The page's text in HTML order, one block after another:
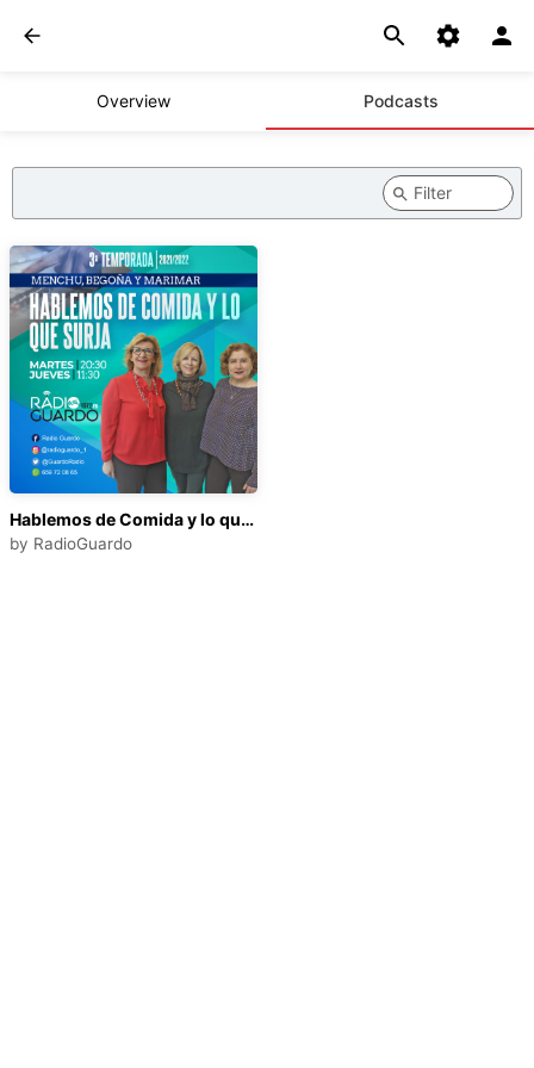
Overview Podcasts
Hablemos de Comida y lo que Surja
by RadioGuardo